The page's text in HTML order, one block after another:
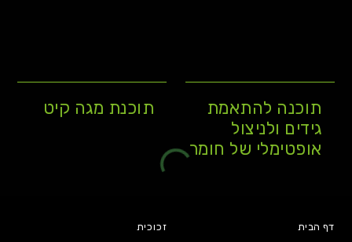
תוכנה להתאמת
גידים ולניצול
אופטימלי של חומר
תוכנת מגה קיט
דף הבית
זכוכית